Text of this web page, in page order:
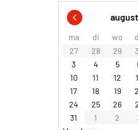
ma di wo
27
28 29
3
4 5
10
11 12
17
18 19
24
25 26
31
1 2